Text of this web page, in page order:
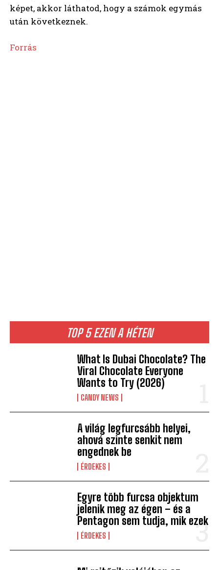
TOP 5 EZEN A HÉTEN
What Is Dubai Chocolate? The
Viral Chocolate Everyone
Wants to Try (2026)
CANDY NEWS
A világ legfurcsább helyei,
ahová szinte senkit nem
engednek be
ÉRDEKES
Egyre több furcsa objektum
jelenik meg az égen – és a
Pentagon sem tudja, mik ezek
ÉRDEKES
képet, akkor láthatod, hogy a számok egymás
után következnek.
Forrás